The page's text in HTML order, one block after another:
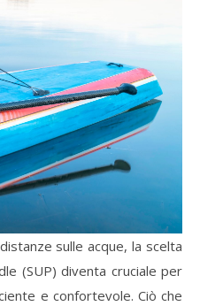
sulle acque, la scelta
(SUP) diventa cruciale per
e confortevole. Ciò che